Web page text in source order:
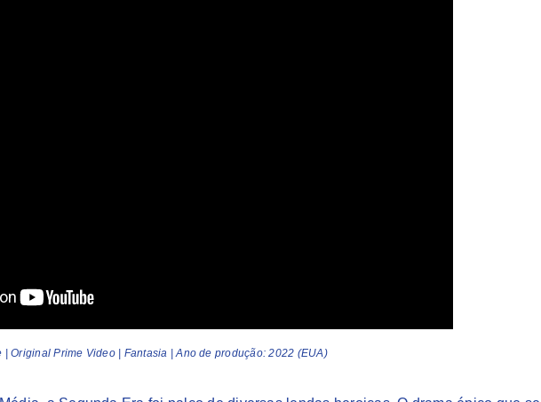
| Original Prime Video | Fantasia | Ano de produção: 2022 (EUA)